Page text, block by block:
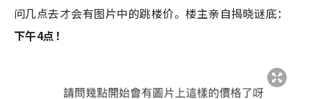
问几点去才会有图片中的跳楼价。楼主亲自揭晓谜底：
下午4点！